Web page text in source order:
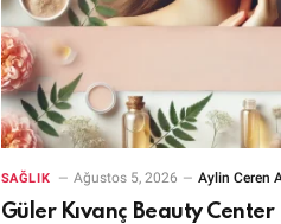
SAĞLIK Ağustos 5, 2026 Aylin Ceren
Güler Kıvanç Beauty Center